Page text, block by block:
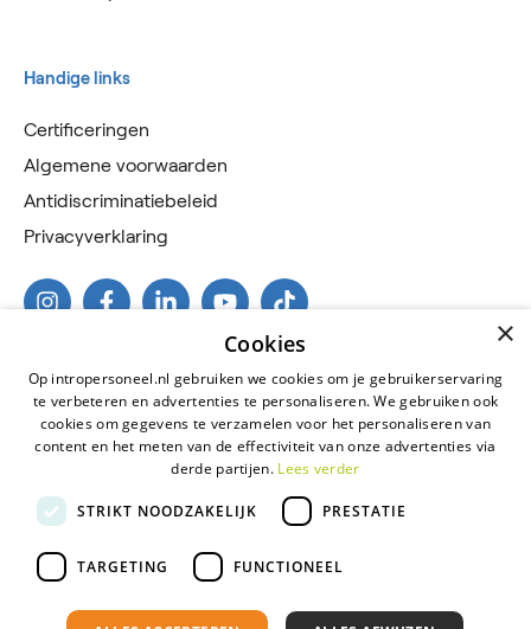
Handige links
Certificeringen
Algemene voorwaarden
Antidiscriminatiebeleid
Privacyverklaring
2026 © Intro Personeel
Certificeringen
Algemene voorwaarden
×
Cookies
Op intropersoneel.nl gebruiken we cookies om je gebruikerservaring
te verbeteren en advertenties te personaliseren. We gebruiken ook
cookies om gegevens te verzamelen voor het personaliseren van
content en het meten van de effectiviteit van onze advertenties via
derde partijen. Lees verder
STRIKT NOODZAKELIJK PRESTATIE
TARGETING FUNCTIONEEL